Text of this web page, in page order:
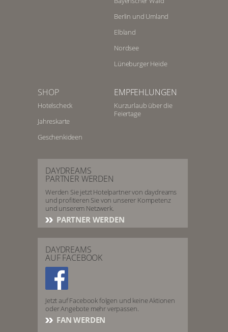
Berlin und Umland
Elbland
Nordsee
Lüneburger Heide
SHOP
Hotelscheck
Jahreskarte
Geschenkideen
EMPFEHLUNGEN
Kurzurlaub über die
Feiertage
DAYDREAMS
PARTNER WERDEN
Werden Sie jetzt Hotelpartner von daydreams
und profitieren Sie von unserer Kompetenz
und unserem Netzwerk.
PARTNER WERDEN
DAYDREAMS
AUF FACEBOOK
Jetzt auf Facebook folgen und keine Aktionen
oder Angebote mehr verpassen.
FAN WERDEN